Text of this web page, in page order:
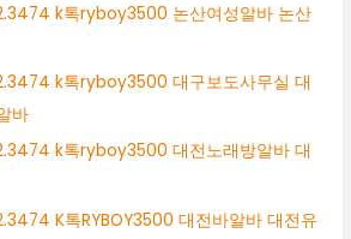
k톡ryboy3500 논산여성알바 논산
k톡ryboy3500 대구보도사무실 대
바
k톡ryboy3500 대전노래방알바 대
K톡RYBOY3500 대전바알바 대전유